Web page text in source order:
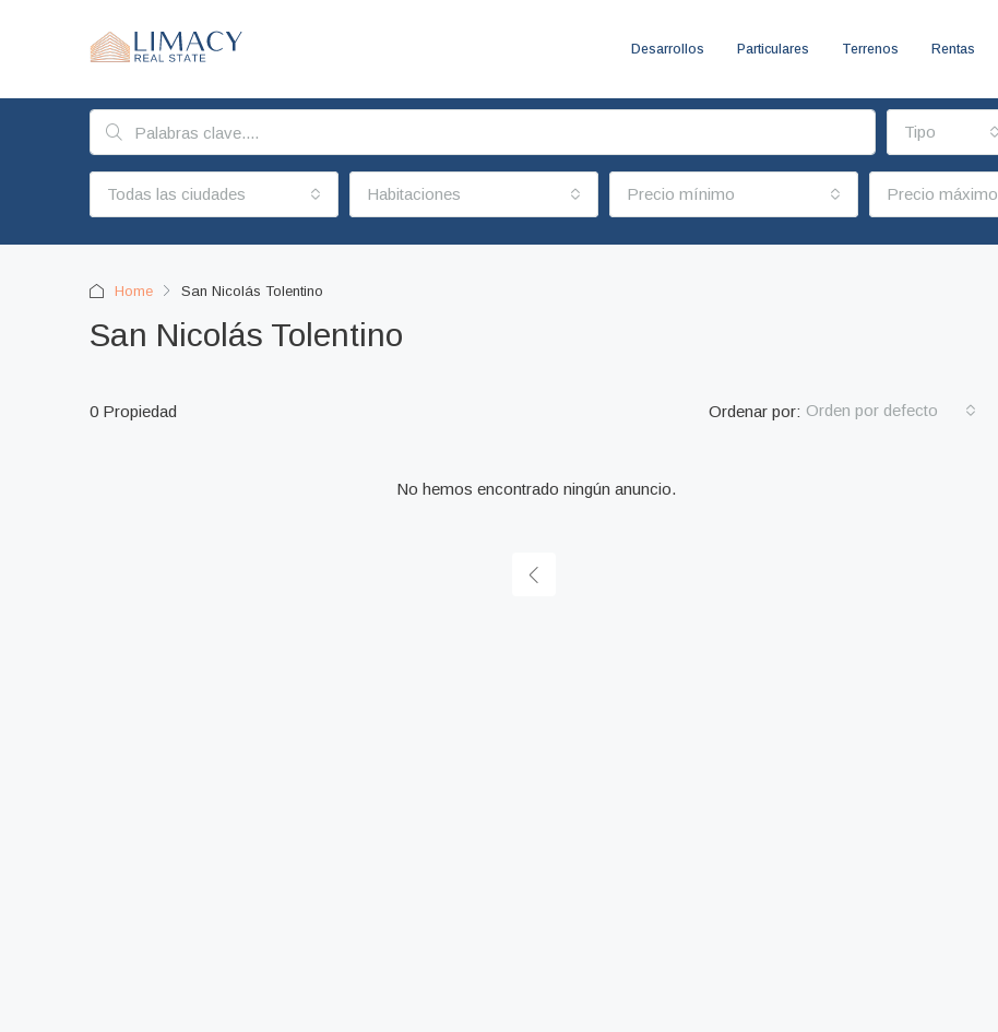
Desarrollos Particulares Terrenos Rentas
Tipo
Todas las ciudades Habitaciones Precio mínimo Precio máximo
Home San Nicolás Tolentino
San Nicolás Tolentino
0 Propiedad Ordenar por: Orden por defecto
No hemos encontrado ningún anuncio.